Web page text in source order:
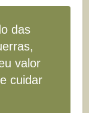
das
valor
cuidar